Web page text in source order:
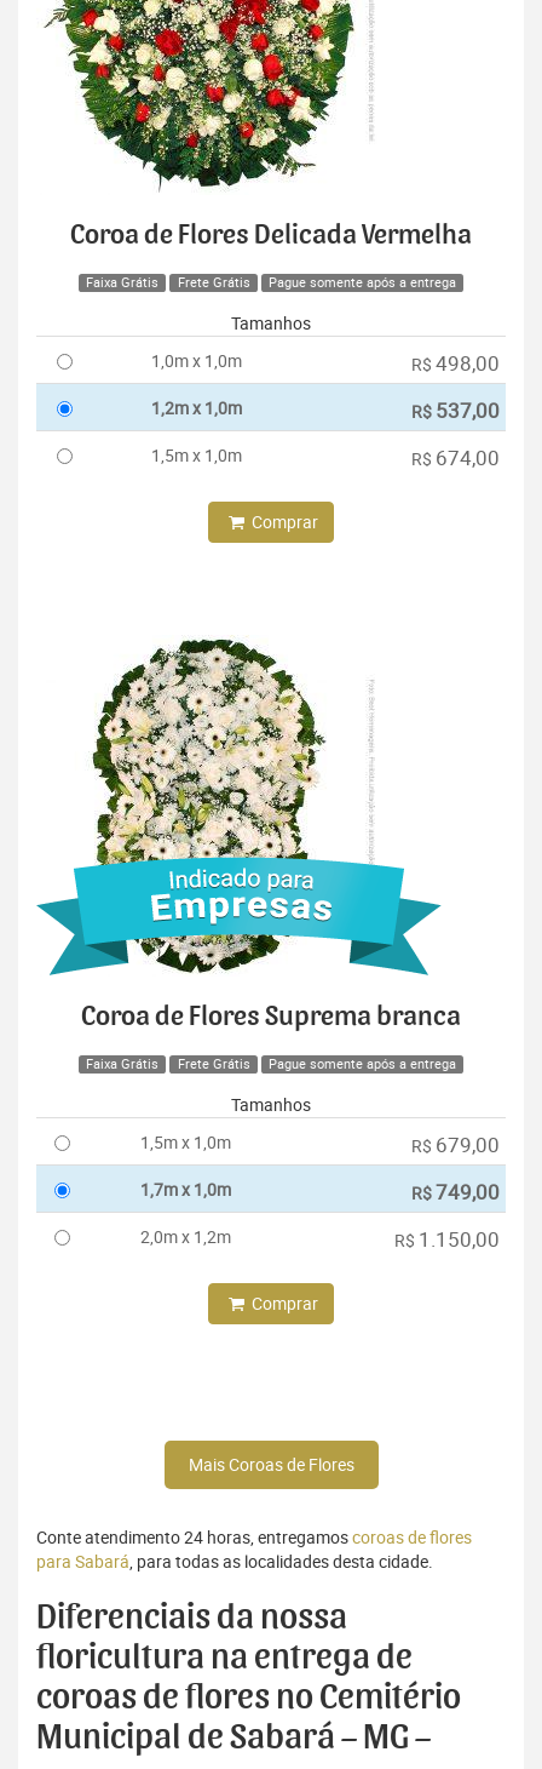
Coroa de Flores Delicada Vermelha
Faixa Grátis Frete Grátis Pague somente após a entrega
Tamanhos
1,0m x 1,0m
R$ 498,00
1,2m x 1,0m R$ 537,00
1,5m x 1,0m R$ 674,00
Comprar
Coroa de Flores Suprema branca
Faixa Grátis Frete Grátis Pague somente após a entrega
Tamanhos
1,5m x 1,0m
R$ 679,00
1,7m x 1,0m R$749,00
2,0m x 1,2m R$ 1.150,00
Comprar
Mais Coroas de Flores
Conte atendimento 24 horas, entregamoscoroas de flores
para Sabará, para todas as localidades desta cidade.
Diferenciais da nossa
floricultura na entrega de
coroas de flores no Cemitério
Municipal de Sabará – MG –